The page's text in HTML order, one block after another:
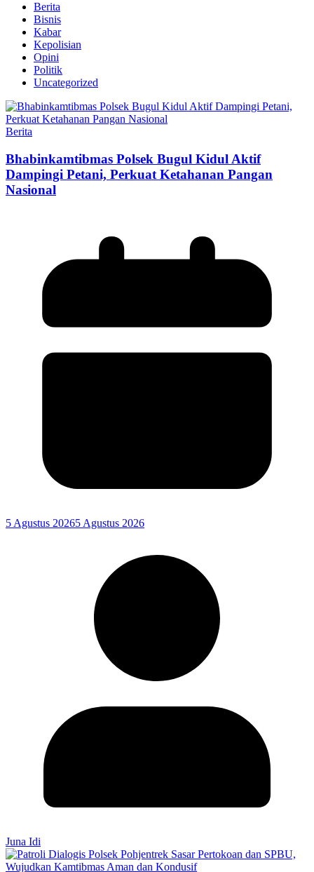
Berita
Bisnis
Kabar
Kepolisian
Opini
Politik
Uncategorized
Berita
Bhabinkamtibmas Polsek Bugul Kidul Aktif
Dampingi Petani, Perkuat Ketahanan Pangan
Nasional
5 Agustus 20265 Agustus 2026
Juna Idi